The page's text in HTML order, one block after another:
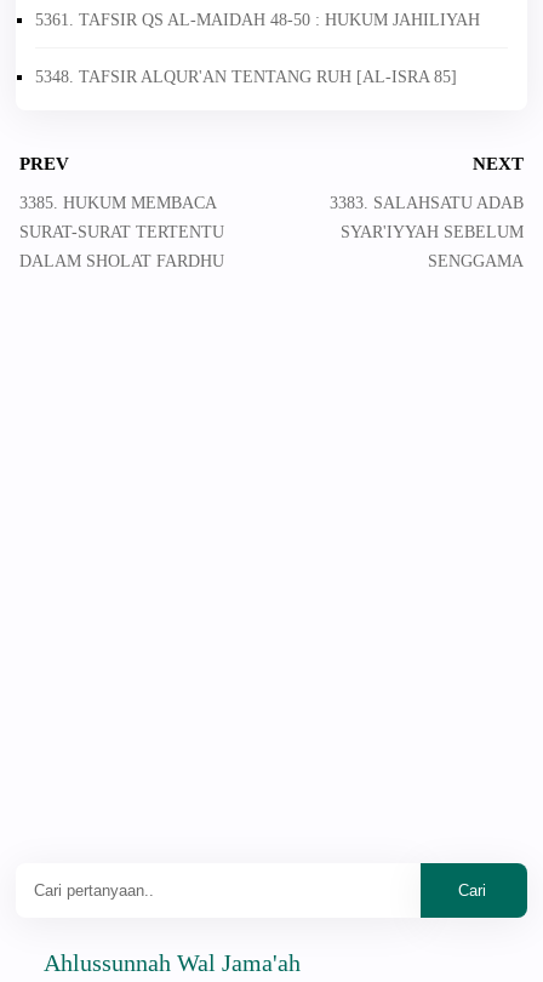
5361. TAFSIR QS AL-MAIDAH 48-50 : HUKUM JAHILIYAH
5348. TAFSIR ALQUR'AN TENTANG RUH [AL-ISRA 85]
PREV
3385. HUKUM MEMBACA
SURAT-SURAT TERTENTU
DALAM SHOLAT FARDHU
NEXT
3383. SALAHSATU ADAB
SYAR'IYYAH SEBELUM
SENGGAMA
Wal Jama'ah